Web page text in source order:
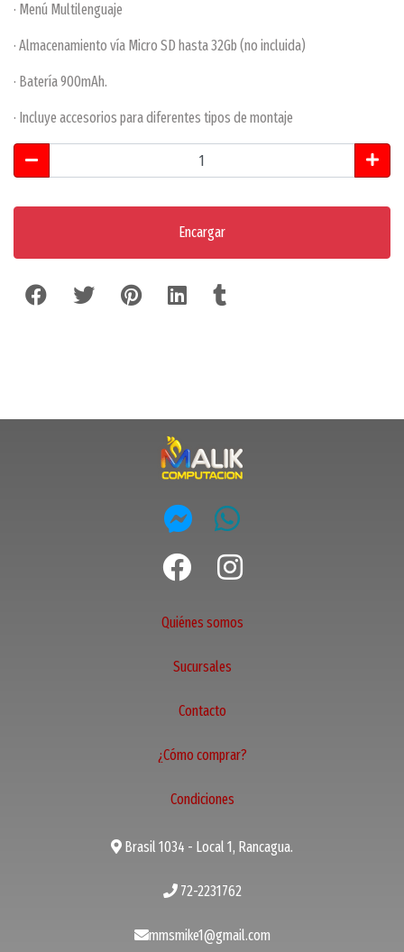
· Menú Multilenguaje
· Almacenamiento vía Micro SD hasta 32Gb (no incluida)
· Batería 900mAh.
· Incluye accesorios para diferentes tipos de montaje
Encargar
Quiénes somos
Sucursales
Contacto
¿Cómo comprar?
Condiciones
Brasil 1034 - Local 1, Rancagua.
72-2231762
mmsmike1@gmail.com